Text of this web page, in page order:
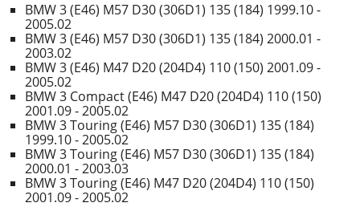
BMW 3 (E46) M57 D30 (306D1) 135 (184) 1999.10 -
2005.02
BMW 3 (E46) M57 D30 (306D1) 135 (184) 2000.01 -
2003.02
BMW 3 (E46) M47 D20 (204D4) 110 (150) 2001.09 -
2005.02
BMW 3 Compact (E46) M47 D20 (204D4) 110 (150)
2001.09 - 2005.02
BMW 3 Touring (E46) M57 D30 (306D1) 135 (184)
1999.10 - 2005.02
BMW 3 Touring (E46) M57 D30 (306D1) 135 (184)
2000.01 - 2003.03
BMW 3 Touring (E46) M47 D20 (204D4) 110 (150)
2001.09 - 2005.02